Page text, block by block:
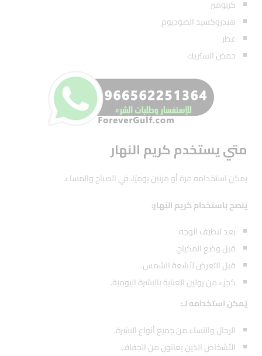
كربومير
هيدروكسيد الصوديوم
عطر
حمض الستريك
متي يستخدم كريم النهار
يمكن استخدامه مرة أو مرتين يوميًا، في الصباح والمساء.
يُنصح باستخدام كريم النهار:
بعد تنظيف الوجه.
قبل وضع المكياج.
قبل التعرض لأشعة الشمس.
كجزء من روتين العناية بالبشرة اليومية.
يُمكن استخدامه لـ:
الرجال والنساء من جميع أنواع البشرة.
الأشخاص الذين يعانون من الجفاف.